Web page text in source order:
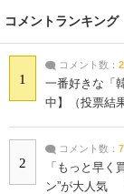
コメントランキング
1
コメント数：
一番好きな「
中】（投票結
2
コメント数： 7
「もっと早
ン”が大人気